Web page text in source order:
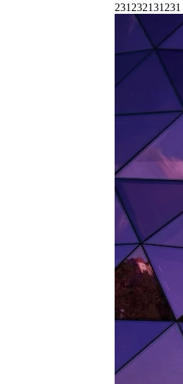
231232131231